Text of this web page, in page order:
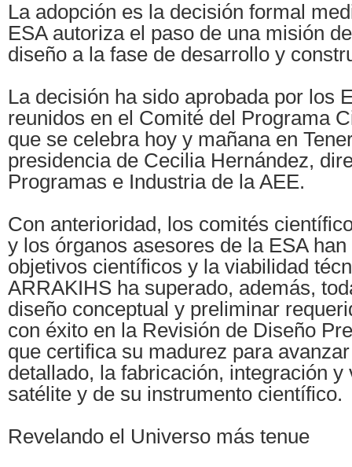
La adopción es la decisión formal
ESA autoriza el paso de una misión
diseño a la fase de desarrollo y
La decisión ha sido aprobada por los
reunidos en el Comité del Programa
que se celebra hoy y mañana en
presidencia de Cecilia Hernández,
Programas e Industria de la AEE.
Con anterioridad, los comités
y los órganos asesores de la ESA
objetivos científicos y la viabilidad
ARRAKIHS ha superado, además,
diseño conceptual y preliminar
con éxito en la Revisión de Diseño
que certifica su madurez para
detallado, la fabricación, integración y
satélite y de su instrumento científico.
Revelando el Universo más tenue